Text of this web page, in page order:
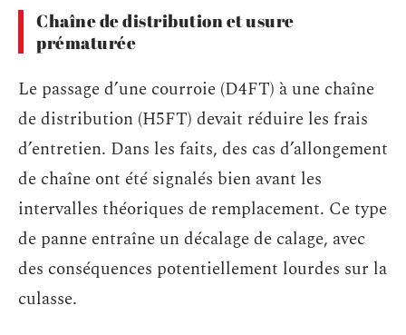
Chaîne de distribution et usure
prématurée
Le passage d’une courroie (D4FT) à une chaîne
de distribution (H5FT) devait réduire les frais
d’entretien. Dans les faits, des cas d’allongement
de chaîne ont été signalés bien avant les
intervalles théoriques de remplacement. Ce type
de panne entraîne un décalage de calage, avec
des conséquences potentiellement lourdes sur la
culasse.